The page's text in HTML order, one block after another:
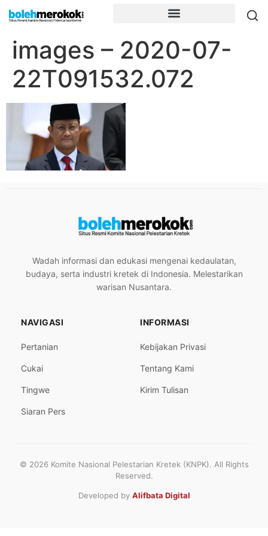
images – 2020-07-
22T091532.072
Wadah informasi dan edukasi mengenai kedaulatan,
budaya, serta industri kretek di Indonesia. Melestarikan
warisan Nusantara.
NAVIGASI
Pertanian
Cukai
Tingwe
Siaran Pers
INFORMASI
Kebijakan Privasi
Tentang Kami
Kirim Tulisan
© 2026 Komite Nasional Pelestarian Kretek (KNPK). All Rights
Reserved.
Developed by Alifbata Digital